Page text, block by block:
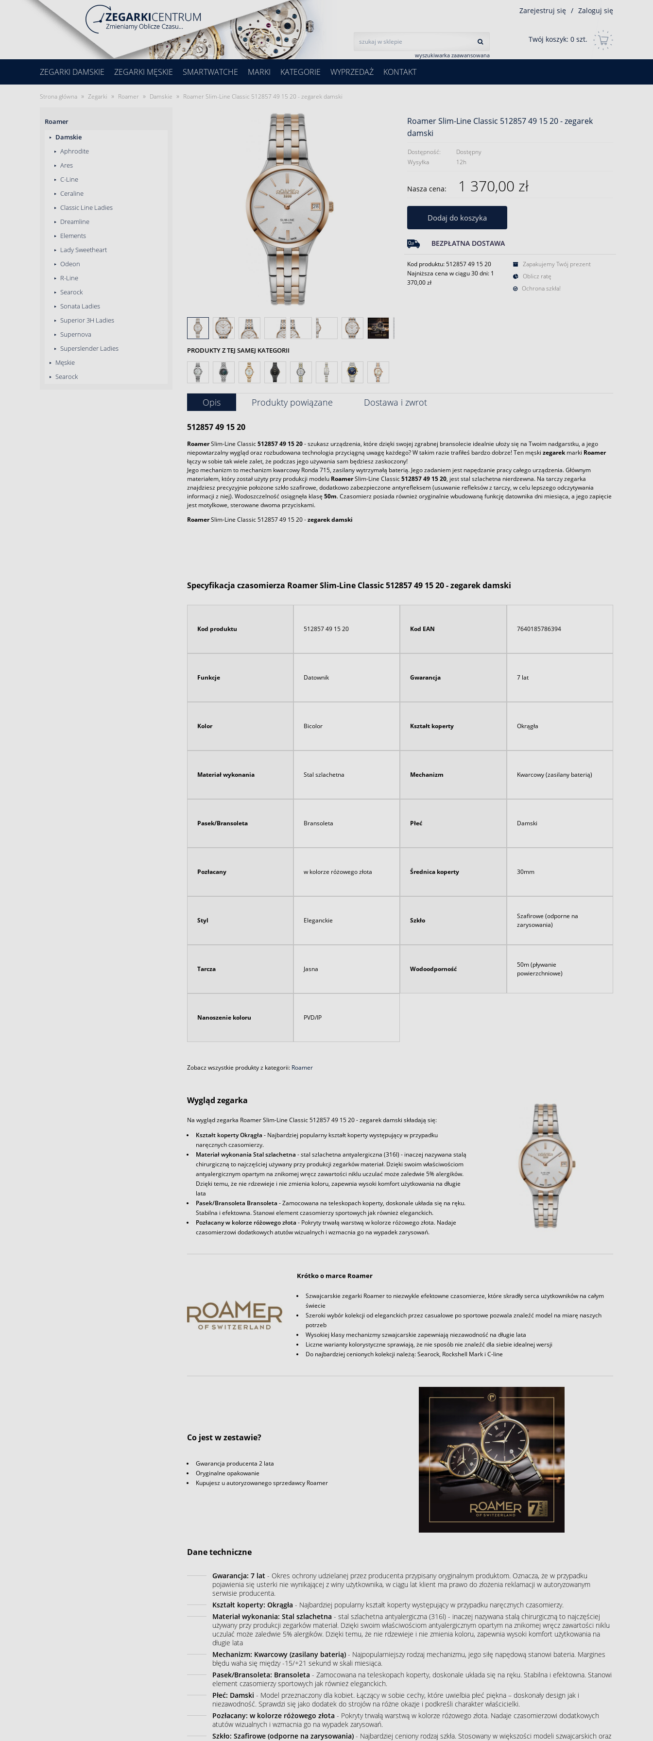
wyszukiwarka zaawansowana
Zarejestruj się / Zaloguj się
Twój koszyk: 0 szt.
ZEGARKI DAMSKIE ZEGARKI MĘSKIE SMARTWATCHE MARKI KATEGORIE WYPRZEDAŻ KONTAKT
Strona główna » Zegarki » Roamer » Damskie » Roamer Slim-Line Classic 512857 49 15 20 - zegarek damski
Roamer
Damskie
Aphrodite
Ares
C-Line
Ceraline
Classic Line Ladies
Dreamline
Elements
Lady Sweetheart
Odeon
R-Line
Searock
Sonata Ladies
Superior 3H Ladies
Supernova
Superslender Ladies
Męskie
Searock
PRODUKTY Z TEJ SAMEJ KATEGORII
Roamer Slim-Line Classic 512857 49 15 20 - zegarek
damski
Dostępność:
Dostępny
Wysyłka
12h
Nasza cena: 1 370,00 zł
Dodaj do koszyka
BEZPŁATNA DOSTAWA
Kod produktu: 512857 49 15 20
Najniższa cena w ciągu 30 dni: 1
370,00 zł
Zapakujemy Twój prezent
Oblicz ratę
Ochrona szkła!
Opis Produkty powiązane Dostawa i zwrot
512857 49 15 20
RoamerSlim-Line Classic512857 49 15 20- szukasz urządzenia, które dzięki swojej zgrabnej bransolecie idealnie ułoży się na Twoim nadgarstku, a jego
niepowtarzalny wygląd oraz rozbudowana technologia przyciągną uwagę każdego? W takim razie trafiłeś bardzo dobrze! Ten męski zegarekmarki Roamer
łączy w sobie tak wiele zalet, że podczas jego używania sam będziesz zaskoczony!
Jego mechanizm to mechanizm kwarcowy Ronda 715, zasilany wytrzymałą baterią. Jego zadaniem jest napędzanie pracy całego urządzenia. Głównym
materiałem, który został użyty przy produkcji modelu RoamerSlim-Line Classic512857 49 15 20, jest stal szlachetna nierdzewna. Na tarczy zegarka
znajdziesz precyzyjnie położone szkło szafirowe, dodatkowo zabezpieczone antyrefleksem (usuwanie refleksów z tarczy, w celu lepszego odczytywania
informacji z niej). Wodoszczelność osiągnęła klasę 50m. Czasomierz posiada również oryginalnie wbudowaną funkcję datownika dni miesiąca, a jego zapięcie
jest motylkowe, sterowane dwoma przyciskami.
RoamerSlim-Line Classic 512857 49 15 20 -zegarek damski
Specyfikacja czasomierza Roamer Slim-Line Classic 512857 49 15 20 - zegarek damski
Kod produktu 512857 49 15 20 Kod EAN 7640185786394
Funkcje Datownik Gwarancja 7 lat
Kolor Bicolor Kształt koperty Okrągła
Materiał wykonania Stal szlachetna Mechanizm Kwarcowy (zasilany baterią)
Pasek/Bransoleta Bransoleta Płeć Damski
Pozłacany w kolorze różowego złota Średnica koperty 30mm
Styl Eleganckie Szkło
Szafirowe (odporne na
zarysowania)
Tarcza Jasna Wodoodporność
50m (pływanie
powierzchniowe)
Nanoszenie koloru PVD/IP
Zobacz wszystkie produkty z kategorii: Roamer
Wygląd zegarka
Na wygląd zegarka Roamer Slim-Line Classic 512857 49 15 20 - zegarek damski składają się:
Kształt koperty Okrągła - Najbardziej popularny kształt koperty występujący w przypadku
naręcznych czasomierzy.
Materiał wykonania Stal szlachetna - stal szlachetna antyalergiczna (316l) - inaczej nazywana stalą
chirurgiczną to najczęściej używany przy produkcji zegarków materiał. Dzięki swoim właściwościom
antyalergicznym opartym na znikomej wręcz zawartości niklu uczulać może zaledwie 5% alergików.
Dzięki temu, że nie rdzewieje i nie zmienia koloru, zapewnia wysoki komfort użytkowania na długie
lata
Pasek/Bransoleta Bransoleta - Zamocowana na teleskopach koperty, doskonale układa się na ręku.
Stabilna i efektowna. Stanowi element czasomierzy sportowych jak również eleganckich.
Pozłacany w kolorze różowego złota - Pokryty trwałą warstwą w kolorze różowego złota. Nadaje
czasomierzowi dodatkowych atutów wizualnych i wzmacnia go na wypadek zarysowań.
Krótko o marce Roamer
Szwajcarskie zegarki Roamer to niezwykle efektowne czasomierze, które skradły serca użytkowników na całym
świecie
Szeroki wybór kolekcji od eleganckich przez casualowe po sportowe pozwala znaleźć model na miarę naszych
potrzeb
Wysokiej klasy mechanizmy szwajcarskie zapewniają niezawodność na długie lata
Liczne warianty kolorystyczne sprawiają, że nie sposób nie znaleźć dla siebie idealnej wersji
Do najbardziej cenionych kolekcji należą: Searock, Rockshell Mark i C-line
Co jest w zestawie?
Gwarancja producenta 2 lata
Oryginalne opakowanie
Kupujesz u autoryzowanego sprzedawcy Roamer
Dane techniczne
Gwarancja: 7 lat- Okres ochrony udzielanej przez producenta przypisany oryginalnym produktom. Oznacza, że w przypadku
pojawienia się usterki nie wynikającej z winy użytkownika, w ciągu lat klient ma prawo do złożenia reklamacji w autoryzowanym
serwisie producenta.
Kształt koperty: Okrągła - Najbardziej popularny kształt koperty występujący w przypadku naręcznych czasomierzy.
Materiał wykonania: Stal szlachetna - stal szlachetna antyalergiczna (316l) - inaczej nazywana stalą chirurgiczną to najczęściej
używany przy produkcji zegarków materiał. Dzięki swoim właściwościom antyalergicznym opartym na znikomej wręcz zawartości niklu
uczulać może zaledwie 5% alergików. Dzięki temu, że nie rdzewieje i nie zmienia koloru, zapewnia wysoki komfort użytkowania na
długie lata
Mechanizm: Kwarcowy (zasilany baterią)- Najpopularniejszy rodzaj mechanizmu, jego siłę napędową stanowi bateria. Margines
błędu waha się między -15/+21 sekund w skali miesiąca.
Pasek/Bransoleta: Bransoleta - Zamocowana na teleskopach koperty, doskonale układa się na ręku. Stabilna i efektowna. Stanowi
element czasomierzy sportowych jak również eleganckich.
Płeć: Damski - Model przeznaczony dla kobiet. Łączący w sobie cechy, które uwielbia płeć piękna – doskonały design jak i
niezawodność. Sprawdzi się jako dodatek do strojów na różne okazje i podkreśli charakter właścicielki.
Pozłacany: w kolorze różowego złota - Pokryty trwałą warstwą w kolorze różowego złota. Nadaje czasomierzowi dodatkowych
atutów wizualnych i wzmacnia go na wypadek zarysowań.
Szkło: Szafirowe (odporne na zarysowania)- Najbardziej ceniony rodzaj szkła. Stosowany w większości modeli szwajcarskich oraz